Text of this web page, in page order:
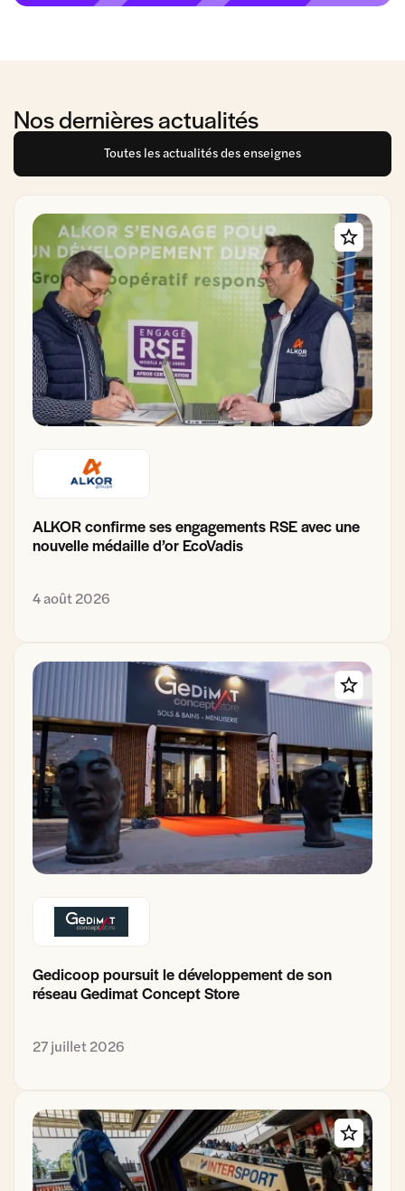
Nos dernières actualités
Toutes les actualités des enseignes
ALKOR confirme ses engagements RSE avec une
nouvelle médaille d’or EcoVadis
4 août 2026
Gedicoop poursuit le développement de son
réseau Gedimat Concept Store
27 juillet 2026